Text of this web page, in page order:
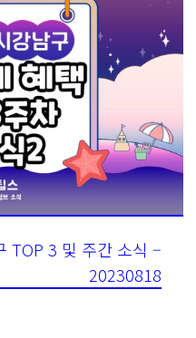
TOP 3 및 주간 소식 –
20230818